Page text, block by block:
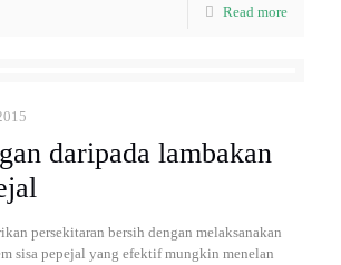
Read more
daripada lambakan
persekitaran bersih dengan melaksanakan
sisa pepejal yang efektif mungkin menelan